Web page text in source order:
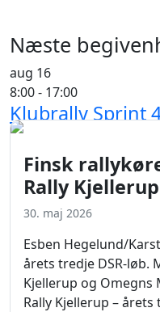
Næste
aug 16
8:00- 17:00
Klubrally Sprint
Sidste nyt
Finsk
Rally Kjellerup
30. maj 2026
Esben Hegelund/
årets tredje DSR-løb.
Kjellerup og
Rally Kjellerup –